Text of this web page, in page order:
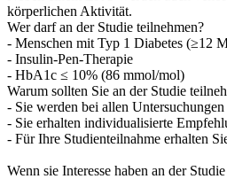
körperlichen Aktivität.
Wer darf an der Studie teilnehmen?
- Menschen mit Typ 1 Diabetes (≥12
- Insulin-Pen-Therapie
- HbA1c ≤ 10% (86 mmol/mol)
Warum sollten Sie an der Studie
- Sie werden bei allen
- Sie erhalten individualisierte
- Für Ihre Studienteilnahme erhalten
Wenn sie Interesse haben an der